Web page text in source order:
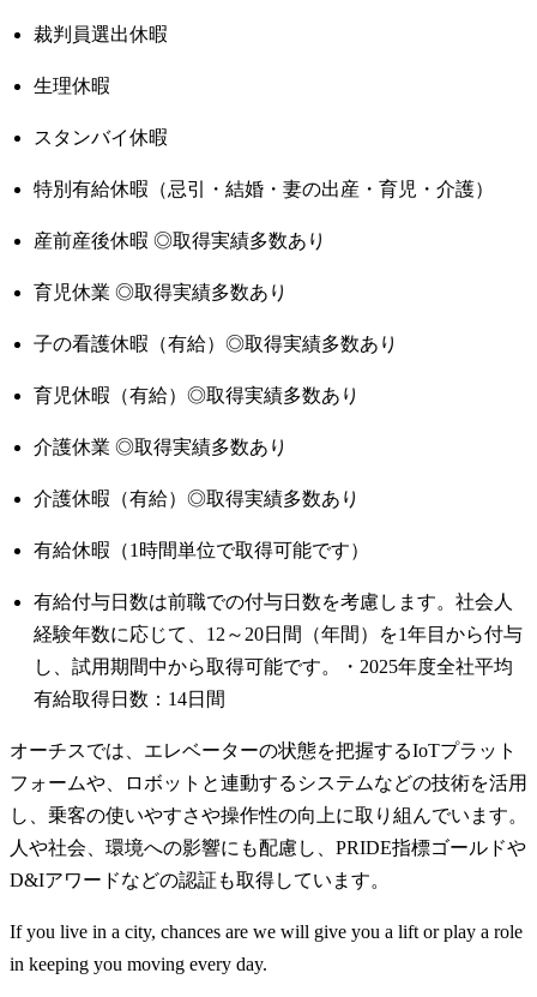
裁判員選出休暇
生理休暇
スタンバイ休暇
特別有給休暇（忌引・結婚・妻の出産・育児・介護）
産前産後休暇 ◎取得実績多数あり
育児休業 ◎取得実績多数あり
子の看護休暇（有給）◎取得実績多数あり
育児休暇（有給）◎取得実績多数あり
介護休業 ◎取得実績多数あり
介護休暇（有給）◎取得実績多数あり
有給休暇（1時間単位で取得可能です）
有給付与日数は前職での付与日数を考慮します。社会人
経験年数に応じて、12～20日間（年間）を1年目から付与
し、試用期間中から取得可能です。・2025年度全社平均
有給取得日数：14日間
オーチスでは、エレベーターの状態を把握するIoTプラット
フォームや、ロボットと連動するシステムなどの技術を活用
し、乗客の使いやすさや操作性の向上に取り組んでいます。
人や社会、環境への影響にも配慮し、PRIDE指標ゴールドや
D&Iアワードなどの認証も取得しています。
If you live in a city, chances are we will give you a lift or play a role
in keeping you moving every day.